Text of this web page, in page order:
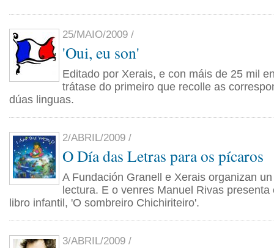
25/MAIO/2009 /
'Oui, eu son'
Editado por Xerais, e con máis de 25 mil
trátase do primeiro que recolle as
dúas linguas.
2/ABRIL/2009 /
O Día das Letras para os pícaros
A Fundación Granell e Xerais organizan
lectura. E o venres Manuel Rivas presenta
libro infantil, 'O sombreiro Chichiriteiro'.
3/ABRIL/2009 /